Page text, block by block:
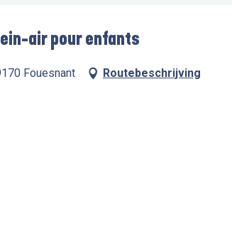
air pour enfants
Fouesnant Routebeschrijving